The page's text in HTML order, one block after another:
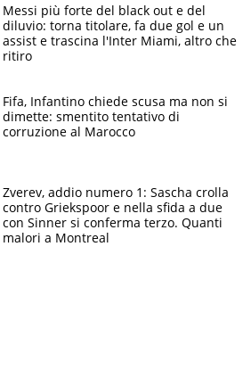
Messi più forte del black out e del
diluvio: torna titolare, fa due gol e un
assist e trascina l'Inter Miami, altro che
ritiro
Fifa, Infantino chiede scusa ma non si
dimette: smentito tentativo di
corruzione al Marocco
Zverev, addio numero 1: Sascha crolla
contro Griekspoor e nella sfida a due
con Sinner si conferma terzo. Quanti
malori a Montreal